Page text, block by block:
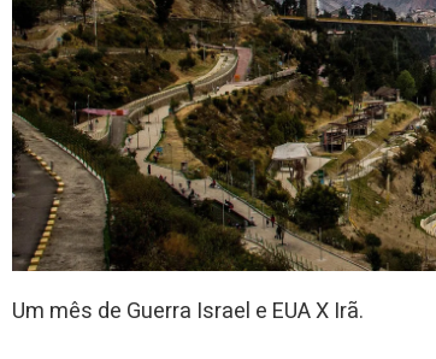
Um mês de Guerra Israel e EUA X Irã.